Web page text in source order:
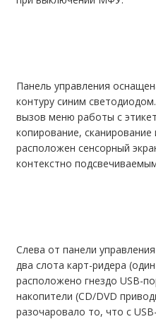
Панель управления
контуру синим
вызов меню работы с
копирование,
расположен сенсорный
контекстно
Слева от панели
два слота карт-ридера
расположено гнездо USB-
накопители (CD/DVD
разочаровало то, что с